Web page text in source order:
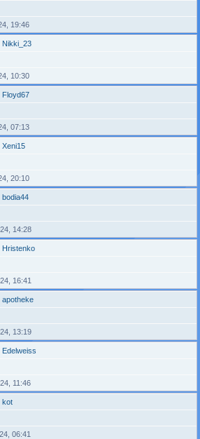
19:46
Nikki_23
10:30
Floyd67
07:13
Xeni15
20:10
bodia44
14:28
Hristenko
16:41
apotheke
13:19
Edelweiss
11:46
kot
06:41